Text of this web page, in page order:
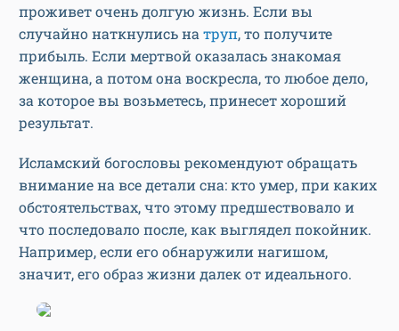
проживет очень долгую жизнь. Если вы
случайно наткнулись натруп, то получите
прибыль. Если мертвой оказалась знакомая
женщина, а потом она воскресла, то любое дело,
за которое вы возьметесь, принесет хороший
результат.
Исламский богословы рекомендуют обращать
внимание на все детали сна: кто умер, при каких
обстоятельствах, что этому предшествовало и
что последовало после, как выглядел покойник.
Например, если его обнаружили нагишом,
значит, его образ жизни далек от идеального.